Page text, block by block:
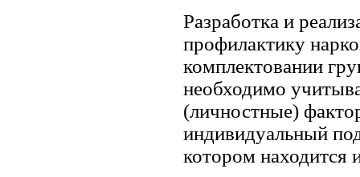
Разработка и
профилактику
комплектовании
необходимо
(личностные)
индивидуальный
котором находится